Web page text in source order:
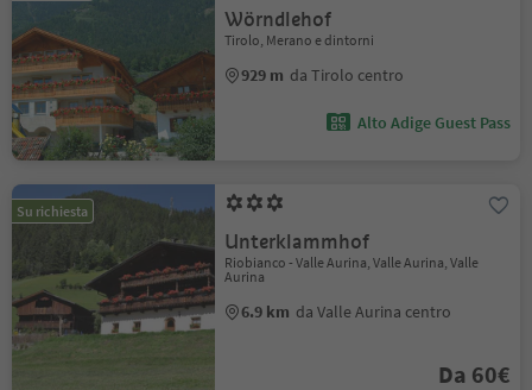
Wörndlehof
Tirolo, Merano e dintorni
929 m da Tirolo centro
Alto Adige Guest Pass
Su richiesta
Unterklammhof
Riobianco - Valle Aurina, Valle Aurina, Valle
Aurina
6.9 km da Valle Aurina centro
Da 60€